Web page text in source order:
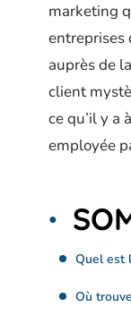
marketing
entreprises
auprès de
client
ce qu’il y a
employée
Quel est
Où